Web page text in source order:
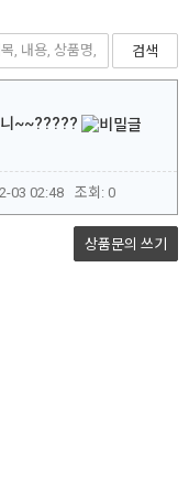
검색
니~~?????
03 02:48 조회: 0
상품문의 쓰기